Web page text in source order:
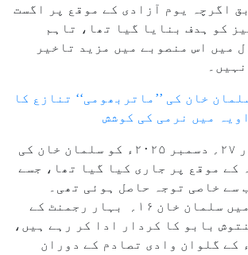
اگرچہ یوم آزادی کے موقع پر اگست
کو ہدف بنایا گیا تھا، تاہم
میں اس منصوبے میں مزید تاخیر
خان کی ’’ماتربھومی‘‘ تنازع کا
میں نرمی کی کوشش
فلم کا پہلا ٹیزر ۲۷؍ دسمبر ۲۰۲۵ء کو سلمان خان کی
کے موقع پر جاری کیا گیا تھا، جسے
سے خاصی توجہ حاصل ہوئی تھی۔
’’ماتر بھومی‘‘ میں سلمان خان ۱۶؍ بہار رجمنٹ کے
بابو کا کردار ادا کر رہے ہیں،
جنہوں نے ۲۰۲۰ء کے گلوان وادی تصادم کے دوران